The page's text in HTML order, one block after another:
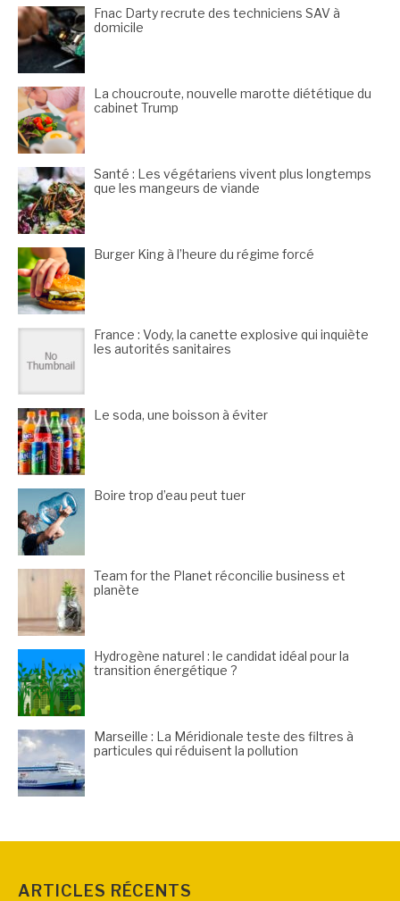
Fnac Darty recrute des techniciens SAV à
domicile
La choucroute, nouvelle marotte diététique du
cabinet Trump
Santé : Les végétariens vivent plus longtemps
que les mangeurs de viande
Burger King à l’heure du régime forcé
France : Vody, la canette explosive qui inquiète
les autorités sanitaires
Le soda, une boisson à éviter
Boire trop d’eau peut tuer
Team for the Planet réconcilie business et
planète
Hydrogène naturel : le candidat idéal pour la
transition énergétique ?
Marseille : La Méridionale teste des filtres à
particules qui réduisent la pollution
ARTICLES RÉCENTS